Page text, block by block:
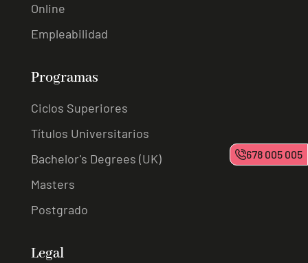
Online
Empleabilidad
Programas
Ciclos Superiores
Títulos Universitarios
Bachelor's Degrees (UK)
Masters
Postgrado
Legal
678 005 005